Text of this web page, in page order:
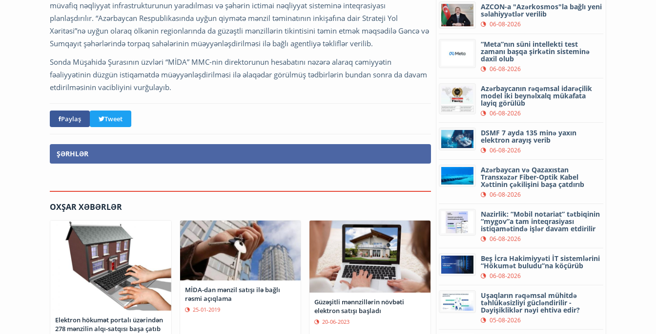
müvafiq nəqliyyat infrastrukturunun yaradılması və şəhərin ictimai nəqliyyat sisteminə inteqrasiyası
planlaşdırılır. “Azərbaycan Respublikasında uyğun qiymətə mənzil təminatının inkişafına dair Strateji Yol
Xəritəsi”nə uyğun olaraq ölkənin regionlarında da güzəştli mənzillərin tikintisini təmin etmək məqsədilə Gəncə və
Sumqayıt şəhərlərində torpaq sahələrinin müəyyənləşdirilməsi ilə bağlı agentliyə təkliflər verilib.
Sonda Müşahidə Şurasının üzvləri “MİDA” MMC-nin direktorunun hesabatını nəzərə alaraq cəmiyyətin
fəaliyyətinin düzgün istiqamətdə müəyyənləşdirilməsi ilə əlaqədar görülmüş tədbirlərin bundan sonra da davam
etdirilməsinin vacibliyini vurğulayıb.
Paylaş Tweet
ŞƏRHLƏR
OXŞAR XƏBƏRLƏR
Elektron hökumət portalı üzərindən
278 mənzilin alqı-satqısı başa çatıb
MİDA-dan mənzil satışı ilə bağlı
rəsmi açıqlama
25-01-2019
Güzəşitli mənnzillərin növbəti
elektron satışı başladı
20-06-2023
AZCON-a "Azərkosmos"la bağlı yeni
səlahiyyətlər verilib
06-08-2026
“Meta”nın süni intellekti test
zamanı başqa şirkətin sisteminə
daxil olub
06-08-2026
Azərbaycanın rəqəmsal idarəçilik
model iki beynəlxalq mükafata
layiq görülüb
06-08-2026
DSMF 7 ayda 135 minə yaxın
elektron arayış verib
06-08-2026
Azərbaycan və Qazaxıstan
Transxəzər Fiber-Optik Kabel
Xəttinin çəkilişini başa çatdırıb
06-08-2026
Nazirlik: “Mobil notariat” tətbiqinin
“mygov”a tam inteqrasiyası
istiqamətində işlər davam etdirilir
06-08-2026
Beş İcra Hakimiyyəti İT sistemlərini
“Hökumət buludu”na köçürüb
06-08-2026
Uşaqların rəqəmsal mühitdə
təhlükəsizliyi gücləndirilir -
Dəyişikliklər nəyi ehtiva edir?
05-08-2026